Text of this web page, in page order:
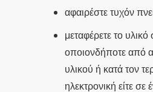
αφαιρέστε τυχόν
μεταφέρετε το
οποιονδήποτε από
υλικού ή κατά τον
ηλεκτρονική είτε